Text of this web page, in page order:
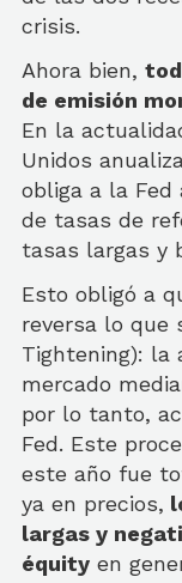
crisis.
Ahora bien,
de emisión
En la
Unidos
obliga a la Fed
de tasas de
tasas largas y
Esto obligó a
reversa lo que
Tightening): la
mercado
por lo tanto,
Fed. Este
este año fue
ya en precios,
largas y
équity en